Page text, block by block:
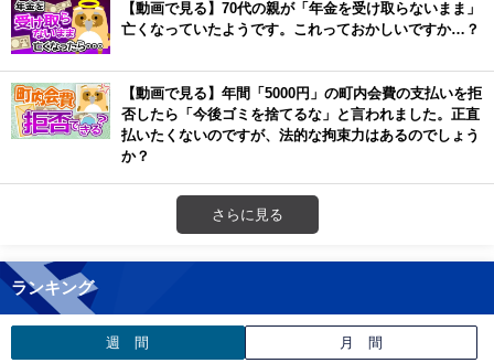
【動画で見る】70代の親が「年金を受け取らないまま」
亡くなっていたようです。これっておかしいですか…？
【動画で見る】年間「5000円」の町内会費の支払いを拒
否したら「今後ゴミを捨てるな」と言われました。正直
払いたくないのですが、法的な拘束力はあるのでしょう
か？
さらに見る
ランキング
週 間 月 間